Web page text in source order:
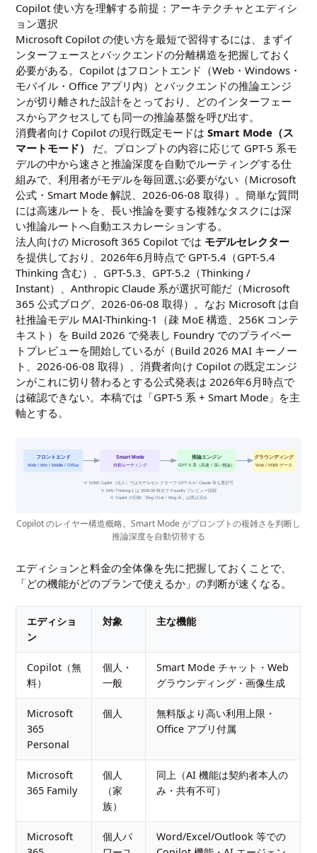
Copilot 使い方を理解する前提：アーキテクチャとエディシ
ョン選択
Microsoft Copilot の使い方を最短で習得するには、まずイ
ンターフェースとバックエンドの分離構造を把握しておく
必要がある。Copilot はフロントエンド（Web・Windows・
モバイル・Office アプリ内）とバックエンドの推論エンジ
ンが切り離された設計をとっており、どのインターフェー
スからアクセスしても同一の推論基盤を呼び出す。
消費者向け Copilot の現行既定モードはSmart Mode（ス
マートモード）
だ。プロンプトの内容に応じて GPT-5 系モ
デルの中から速さと推論深度を自動でルーティングする仕
組みで、利用者がモデルを毎回選ぶ必要がない（Microsoft
公式・Smart Mode 解説、2026-06-08 取得）。簡単な質問
には高速ルートを、長い推論を要する複雑なタスクには深
い推論ルートへ自動エスカレーションする。
法人向けの Microsoft 365 Copilot では モデルセレクター
を提供しており、2026年6月時点で GPT-5.4（GPT-5.4
Thinking 含む）、GPT-5.3、GPT-5.2（Thinking /
Instant）、Anthropic Claude 系が選択可能だ（Microsoft
365 公式ブログ、2026-06-08 取得）。なお Microsoft は自
社推論モデル MAI-Thinking-1（疎 MoE 構造、256K コンテ
キスト）を Build 2026 で発表し Foundry でのプライベー
トプレビューを開始しているが（Build 2026 MAI キーノー
ト、2026-06-08 取得）、消費者向け Copilot の既定エンジ
ンがこれに切り替わるとする公式発表は 2026年6月時点で
は確認できない。本稿では「GPT-5 系 + Smart Mode」を主
軸とする。
フロントエンド
Web / Win / Mobile / Office
Smart Mode
自動ルーティング
推論エンジン
GPT-5 系（高速 / 深い推論）
グラウンディング
Web / M365 データ
※ M365 Copilot（法人）ではモデルセレクターで GPT-5.4 / Claude 等も選択可
※ MAI-Thinking-1 は 2026-06 時点で Foundry プレビュー段階
※ Copilot の旧称「Bing Chat / Bing AI」は廃止済み
Copilot のレイヤー構造概略。Smart Mode がプロンプトの複雑さを判断し
推論深度を自動切替する
エディションと料金の全体像を先に把握しておくことで、
「どの機能がどのプランで使えるか」の判断が速くなる。
エディショ
ン
対象 主な機能
Copilot（無
料）
個人・
一般
Smart Mode チャット・Web
グラウンディング・画像生成
Microsoft
365
Personal
個人
無料版より高い利用上限・
Office アプリ付属
Microsoft
365 Family
個人
（家
族）
同上（AI 機能は契約者本人の
み・共有不可）
Microsoft
個人パ
Word/Excel/Outlook 等での